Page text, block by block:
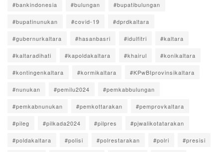
#bankindonesia #bulungan #bupatibulungan
#bupatinunukan #covid-19 #dprdkaltara
#gubernurkaltara #hasanbasri #idulfitri #kaltara
#kaltaradihati #kapoldakaltara #khairul #konikaltara
#kontingenkaltara #kormikaltara #KPwBIprovinsikaltara
#nunukan #pemilu2024 #pemkabbulungan
#pemkabnunukan #pemkottarakan #pemprovkaltara
#pileg #pilkada2024 #pilpres #pjwalikotatarakan
#poldakaltara #polisi #polrestarakan #polri #presisi